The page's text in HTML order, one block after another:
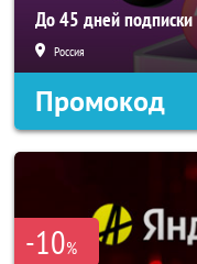
До 45 дней подписки
Россия
Промокод
-10%